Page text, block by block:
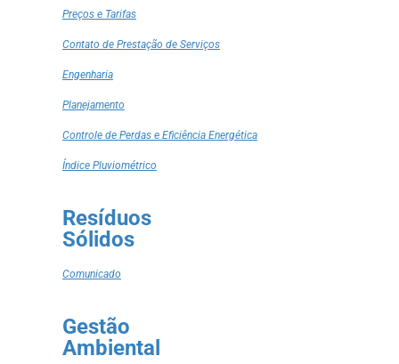
Preços e Tarifas
Contato de Prestação de Serviços
Engenharia
Planejamento
Controle de Perdas e Eficiência Energética
Índice Pluviométrico
Resíduos
Sólidos
Comunicado
Gestão
Ambiental